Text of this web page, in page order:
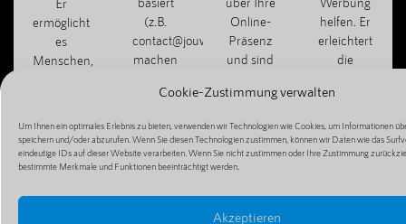
Cookie-Zustimmung verwalten
Um Ihnen ein optimales Erlebnis zu bieten, verwenden wir Technologien wie Cookies, um Informationen
speichern und/oder abzurufen. Wenn Sie diesen Technologien zustimmen, können wir Daten wie das
eindeutige IDs auf dieser Website verarbeiten. Wenn Sie nicht zustimmen oder Ihre Zustimmung
bestimmte Merkmale und Funktionen beeinträchtigt werden.
Akzeptieren
Er
ermöglicht
es
Menschen,
oder Ihren
Online-
Shop zu
finden
(z.B.
contact@jouwbedrijf.com),
machen
einen
Eindruck
und
können
effizient
Online-
Präsenz
und sind
Dritten
z. B. von
kostenlosen
Hosting-
Diensten.
helfen. Er
erleichtert
die
Ihrer
und
macht die
einfacher.